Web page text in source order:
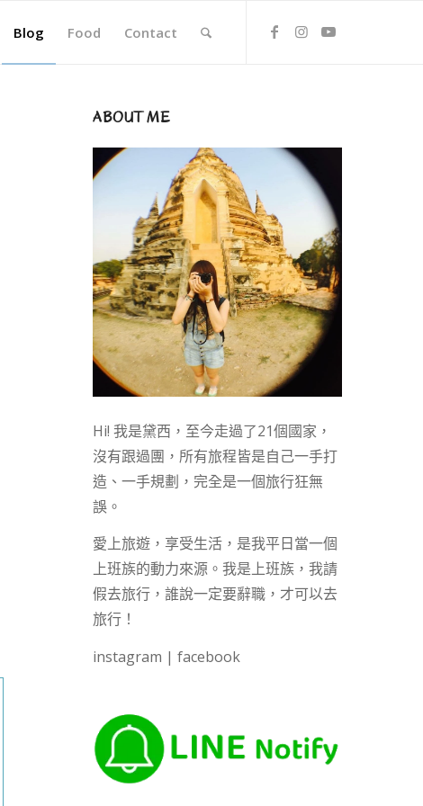
Blog Food Contact
ABOUT ME
Hi! 我是黛西，至今走過了21個國家，
沒有跟過團，所有旅程皆是自己一手打
造、一手規劃，完全是一個旅行狂無
誤。
愛上旅遊，享受生活，是我平日當一個
上班族的動力來源。我是上班族，我請
假去旅行，誰說一定要辭職，才可以去
旅行！
instagram | facebook